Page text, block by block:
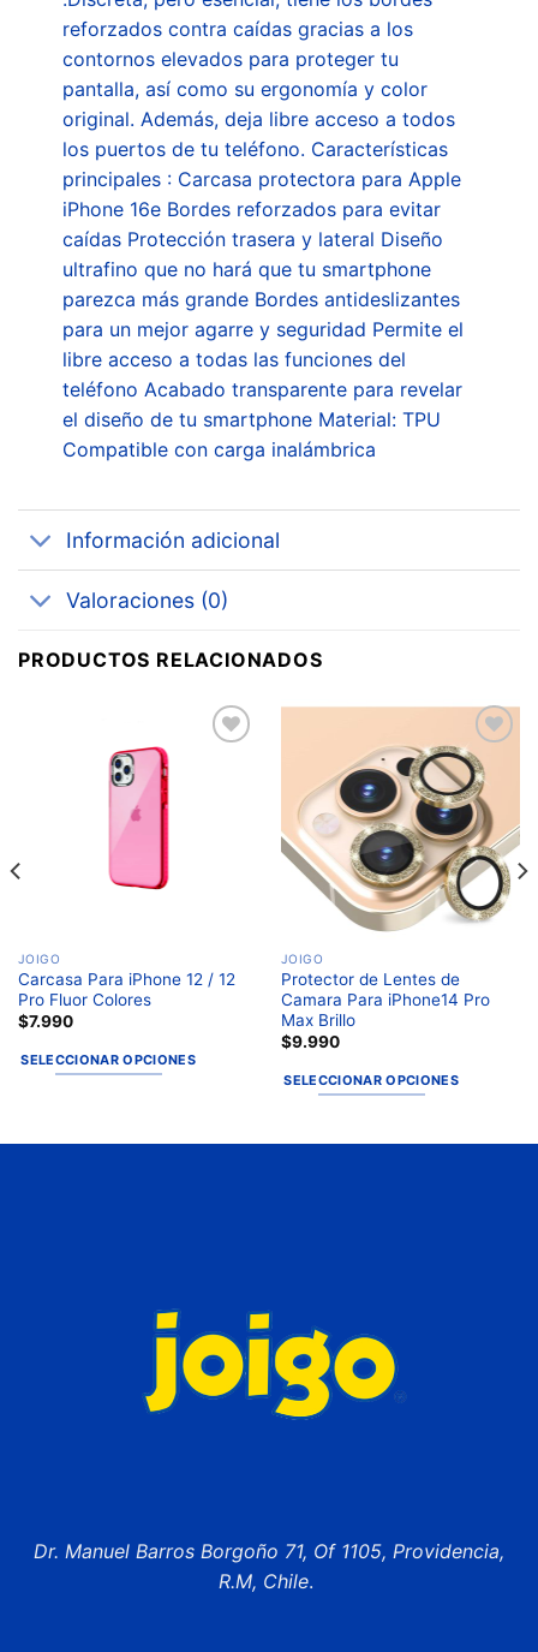
reforzados contra caídas gracias a los
contornos elevados para proteger tu
pantalla, así como su ergonomía y color
original. Además, deja libre acceso a todos
los puertos de tu teléfono. Características
principales : Carcasa protectora para Apple
iPhone 16e Bordes reforzados para evitar
caídas Protección trasera y lateral Diseño
ultrafino que no hará que tu smartphone
parezca más grande Bordes antideslizantes
para un mejor agarre y seguridad Permite el
libre acceso a todas las funciones del
teléfono Acabado transparente para revelar
el diseño de tu smartphone Material: TPU
Compatible con carga inalámbrica
Información adicional
Valoraciones (0)
PRODUCTOS RELACIONADOS
JOIGO
Carcasa Para iPhone 12 / 12
Pro Fluor Colores
$7.990
SELECCIONAR OPCIONES
Añadir
a la
lista de
deseos
JOIGO
Protector de Lentes de
Camara Para iPhone14 Pro
Max Brillo
$9.990
SELECCIONAR OPCIONES
Dr. Manuel Barros Borgoño 71, Of 1105, Providencia,
R.M, Chile.